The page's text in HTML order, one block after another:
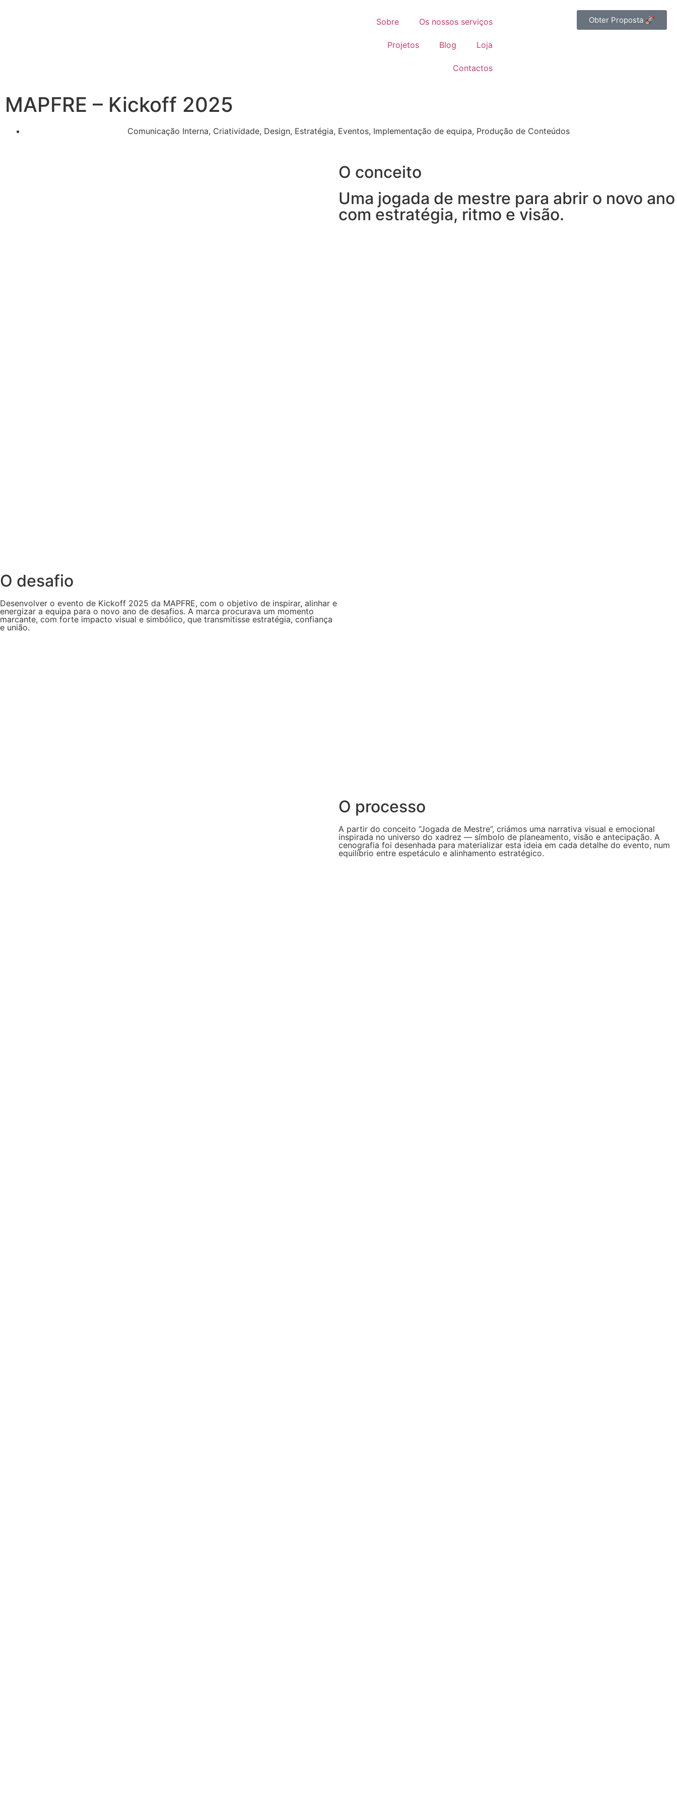
Sobre Os nossos serviços
Projetos Blog Loja
Contactos
Obter Proposta 🚀
MAPFRE – Kickoff 2025
Comunicação Interna, Criatividade, Design, Estratégia, Eventos, Implementação de equipa, Produção de Conteúdos
O conceito
Uma jogada de mestre para abrir o novo ano
com estratégia, ritmo e visão.
O desafio
Desenvolver o evento de Kickoff 2025 da MAPFRE, com o objetivo de inspirar, alinhar e
energizar a equipa para o novo ano de desafios. A marca procurava um momento
marcante, com forte impacto visual e simbólico, que transmitisse estratégia, confiança
e união.
O processo
A partir do conceito “Jogada de Mestre”, criámos uma narrativa visual e emocional
inspirada no universo do xadrez — símbolo de planeamento, visão e antecipação. A
cenografia foi desenhada para materializar esta ideia em cada detalhe do evento, num
equilíbrio entre espetáculo e alinhamento estratégico.